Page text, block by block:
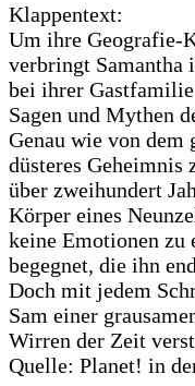
Klappentext:
Um ihre Geografie-
verbringt Samantha
bei ihrer
Sagen und Mythen
Genau wie von dem
düsteres Geheimnis
über zweihundert
Körper eines
keine Emotionen zu
begegnet, die ihn
Doch mit jedem
Sam einer
Wirren der Zeit
Quelle: Planet! in